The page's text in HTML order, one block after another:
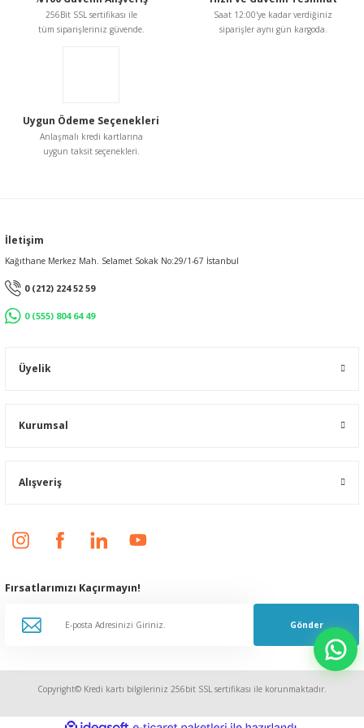
Ürün bilgilerinde hatalar bulunuyor.
256Bit SSL sertifikası ile
tüm siparişleriniz güvende.
Saat 12:00'ye kadar verdiğiniz
siparişler aynı gün kargoda.
Uygun Ödeme Seçenekleri
Anlaşmalı kredi kartlarına
uygun taksit seçenekleri.
İletişim
Kağıthane Merkez Mah. Selamet Sokak No:29/1-67 İstanbul
0 (212) 224 52 59
0 (555) 804 64 49
Üyelik
Kurumsal
Alışveriş
Fırsatlarımızı Kaçırmayın!
Gönder
Copyright© Kredi kartı bilgileriniz 256bit SSL sertifikası ile korunmaktadır.